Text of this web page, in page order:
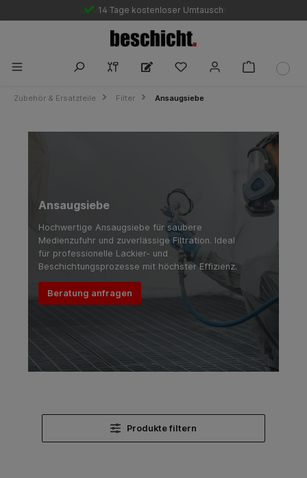
14 Tage kostenloser Umtausch
Marktführende Bestpreisgarantie
Zubehör & Ersatzteile Filter Ansaugsiebe
Ansaugsiebe
Hochwertige Ansaugsiebe für saubere
Medienzufuhr und zuverlässige Filtration. Ideal
für professionelle Lackier- und
Beschichtungsprozesse mit höchster Effizienz.
Beratung anfragen
Produkte filtern